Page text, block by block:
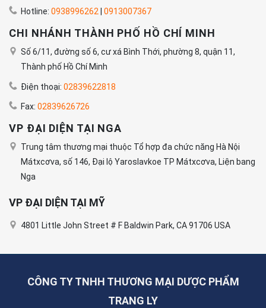
Hotline: 0938996262 0913007367
CHI NHÁNH THÀNH PHỐ HỒ CHÍ MINH
Số 6/11, đường số 6, cư xá Bình Thới, phường 8, quận 11,
Thành phố Hồ Chí Minh
Điện thoại: 02839622818
Fax: 02839626726
VP ĐẠI DIỆN TẠI NGA
Trung tâm thương mại thuộc Tổ hợp đa chức năng Hà Nội
Mátxcơva, số 146, Đại lộ Yaroslavkoe TP Mátxcơva, Liện bang
Nga
VP ĐẠI DIỆN TẠI MỸ
4801 Little John Street # F Baldwin Park, CA 91706 USA
CÔNG TY TNHH THƯƠNG MẠI DƯỢC PHẨM
TRANG LY